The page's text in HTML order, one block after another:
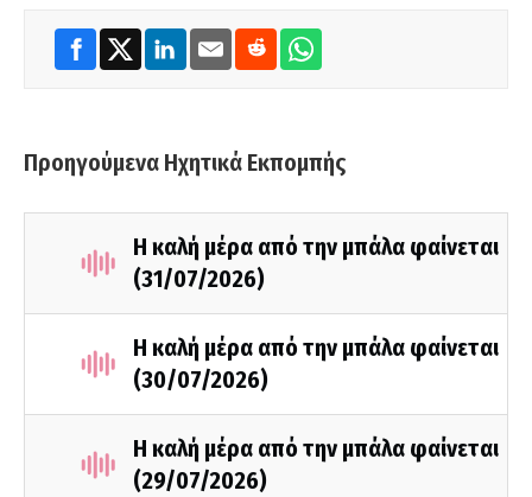
Προηγούμενα Ηχητικά Εκπομπής
Η καλή μέρα από την μπάλα φαίνεται
(31/07/2026)
Η καλή μέρα από την μπάλα φαίνεται
(30/07/2026)
Η καλή μέρα από την μπάλα φαίνεται
(29/07/2026)